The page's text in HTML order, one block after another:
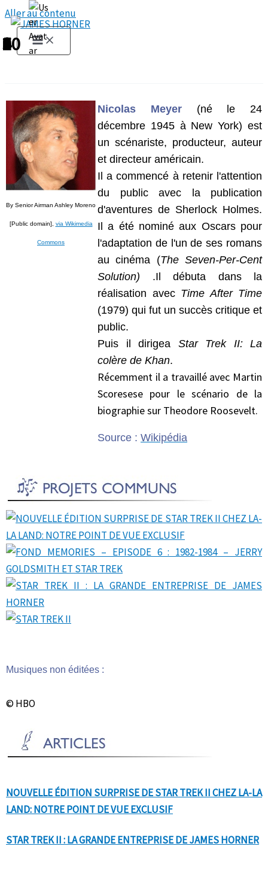
Aller au contenu
By Senior Airman Ashley Moreno
[Public domain], via Wikimedia
Commons
Nicolas Meyer(né le 24
décembre 1945 à New York) est
un scénariste, producteur, auteur
et directeur américain.
Il a commencé à retenir l'attention
du public avec la publication
d'aventures de Sherlock Holmes.
Il a été nominé aux Oscars pour
l'adaptation de l'un de ses romans
au cinéma (The Seven-Per-Cent
Solution) .Il débuta dans la
réalisation avec Time After Time
(1979) qui fut un succès critique et
public.
Puis il dirigea Star Trek II: La
colère de Khan.
Récemment il a travaillé avec Martin
Scoresese pour le scénario de la
biographie sur Theodore Roosevelt.
Source : Wikipédia
Musiques non éditées :
© HBO
NOUVELLE ÉDITION SURPRISE DE STAR TREK II CHEZ LA-LA
LAND: NOTRE POINT DE VUE EXCLUSIF
STAR TREK II : LA GRANDE ENTREPRISE DE JAMES HORNER
1
2
3
4
5
6
7
8
9
10